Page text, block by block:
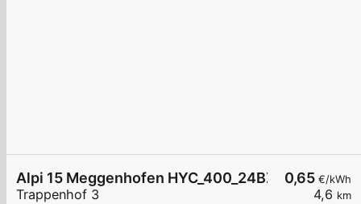
0,65 €/kWh
4,6 km
Alpi 15 Meggenhofen HYC_400_24BZ2716D
Trappenhof 3